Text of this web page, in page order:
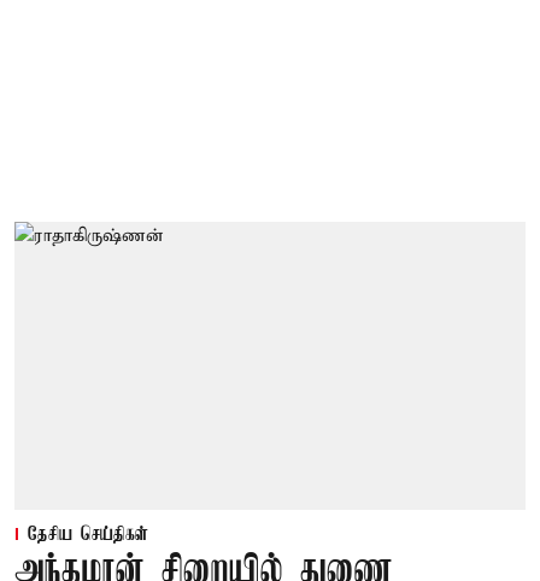
தேசிய செய்திகள்
அந்தமான் சிறையில் துணை